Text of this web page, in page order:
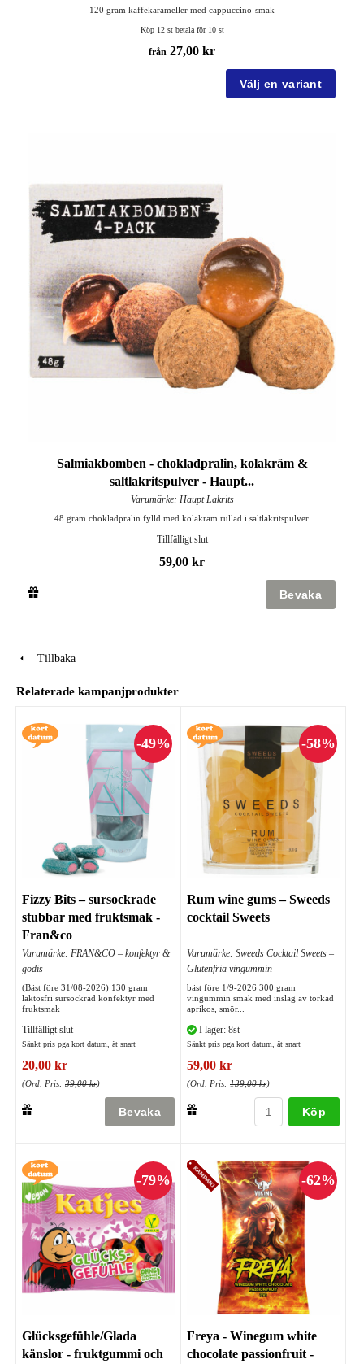
120 gram kaffekarameller med cappuccino-smak
Köp 12 st betala för 10 st
från 27,00 kr
Salmiakbomben - chokladpralin, kolakräm &
saltlakritspulver - Haupt...
Varumärke: Haupt Lakrits
48 gram chokladpralin fylld med kolakräm rullad i saltlakritspulver.
Tillfälligt slut
59,00 kr
Tillbaka
Relaterade kampanjprodukter
Fizzy Bits – sursockrade
stubbar med fruktsmak -
Fran&co
Varumärke: FRAN&CO – konfektyr &
godis
(Bäst före 31/08-2026) 130 gram
laktosfri sursockrad konfektyr med
fruktsmak
Tillfälligt slut
Sänkt pris pga kort datum, ät snart
20,00 kr
(Ord. Pris: 39,00 kr)
Rum wine gums – Sweeds
cocktail Sweets
Varumärke: Sweeds Cocktail Sweets –
Glutenfria vingummin
bäst före 1/9-2026 300 gram
vingummin smak med inslag av torkad
aprikos, smör...
I lager: 8st
Sänkt pris pga kort datum, ät snart
59,00 kr
(Ord. Pris: 139,00 kr)
Köp
Glücksgefühle/Glada
känslor - fruktgummi och
Freya - Winegum white
chocolate passionfruit -